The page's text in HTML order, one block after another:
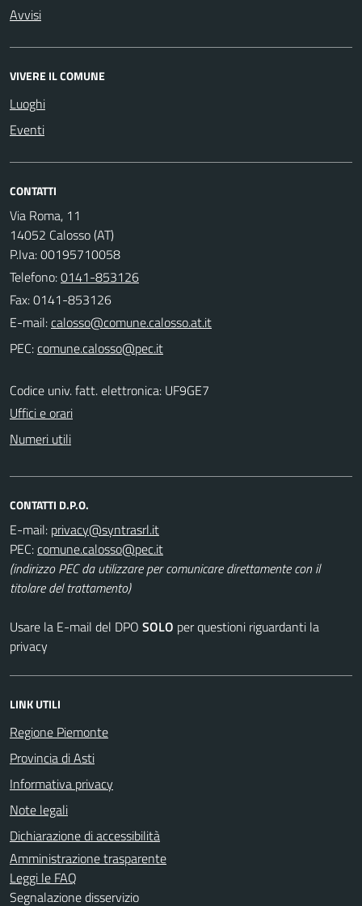
Avvisi
VIVERE IL COMUNE
Luoghi
Eventi
CONTATTI
Via Roma, 11
14052 Calosso (AT)
P.Iva: 00195710058
Telefono:0141-853126
Fax: 0141-853126
E-mail:
PEC:
Codice univ. fatt. elettronica: UF9GE7
Uffici e orari
Numeri utili
CONTATTI D.P.O.
E-mail:
PEC:
(indirizzo PEC da utilizzare per comunicare direttamente con il
titolare del trattamento)
Usare la E-mail del DPO SOLO per questioni riguardanti la
privacy
LINK UTILI
Regione Piemonte
Provincia di Asti
Informativa privacy
Note legali
Dichiarazione di accessibilità
Amministrazione trasparente
Leggi le FAQ
Segnalazione disservizio